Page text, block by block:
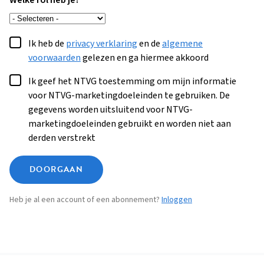
Ik heb de privacy verklaringen dealgemene
voorwaardengelezen en ga hiermee akkoord
Ik geef het NTVG toestemming om mijn informatie
voor NTVG-marketingdoeleinden te gebruiken. De
gegevens worden uitsluitend voor NTVG-
marketingdoeleinden gebruikt en worden niet aan
derden verstrekt
DOORGAAN
Heb je al een account of een abonnement? Inloggen